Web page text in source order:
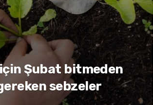
Şubat bitmeden
sebzeler